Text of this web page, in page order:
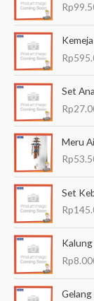
a
u
n
u
Rp
Rp
Set
Rp
Meru
Rp
Set
Rp
Rp